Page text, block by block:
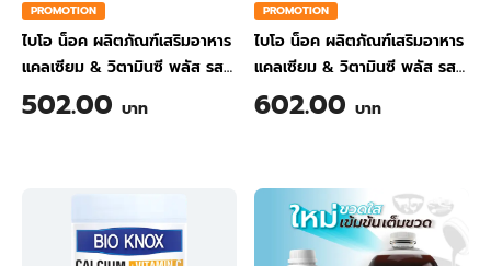
PROMOTION
ไบโอ น็อค ผลิตภัณฑ์เสริมอาหาร
แคลเซียม & วิตามินซี พลัส รส
ขิง ขนาด 200 กรัม
502.00 บาท
PROMOTION
ไบโอ น็อค ผลิตภัณฑ์เสริมอาหาร
แคลเซียม & วิตามินซี พลัส รส
ส้ม ขนาด 200 กรัม
602.00 บาท